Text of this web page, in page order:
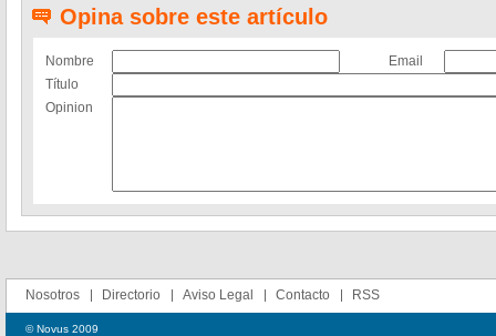
Opina sobre este artículo
Nombre
Email
Título
Opinion
Nosotros Directorio Aviso Legal Contacto RSS
© Novus 2009